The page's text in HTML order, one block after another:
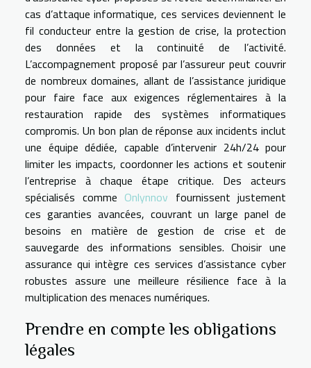
cas d’attaque informatique, ces services deviennent le
fil conducteur entre la gestion de crise, la protection
des données et la continuité de l’activité.
L’accompagnement proposé par l’assureur peut couvrir
de nombreux domaines, allant de l’assistance juridique
pour faire face aux exigences réglementaires à la
restauration rapide des systèmes informatiques
compromis. Un bon plan de réponse aux incidents inclut
une équipe dédiée, capable d’intervenir 24h/24 pour
limiter les impacts, coordonner les actions et soutenir
l’entreprise à chaque étape critique. Des acteurs
spécialisés comme Onlynnov fournissent justement
ces garanties avancées, couvrant un large panel de
besoins en matière de gestion de crise et de
sauvegarde des informations sensibles. Choisir une
assurance qui intègre ces services d’assistance cyber
robustes assure une meilleure résilience face à la
multiplication des menaces numériques.
Prendre en compte les obligations
légales